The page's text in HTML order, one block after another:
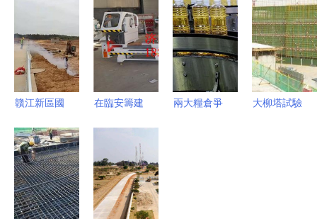
技產業園打
造高質量發
展新引擎
源建設這樣
干
目建設最新
動態①——
基礎設施建
設
贛江新區國
劃出爐 全
面動工，基
礎設施先行
在臨安籌建
門窗廠 設
備配置、投
資估算與基
建要點
兩大糧倉爭
大柳塔試驗